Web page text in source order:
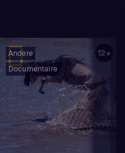
Andere
Documentaire
12+